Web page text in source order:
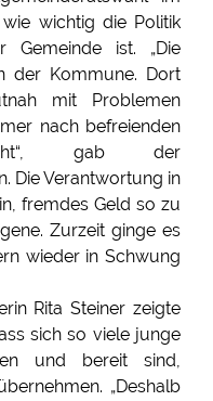
wichtig die Politik
ist. „Die
der Kommune. Dort
mit Problemen
nach befreienden
gab der
Die Verantwortung in
fremdes Geld so zu
Zurzeit ginge es
wieder in Schwung
Rita Steiner zeigte
sich so viele junge
und bereit sind,
„Deshalb